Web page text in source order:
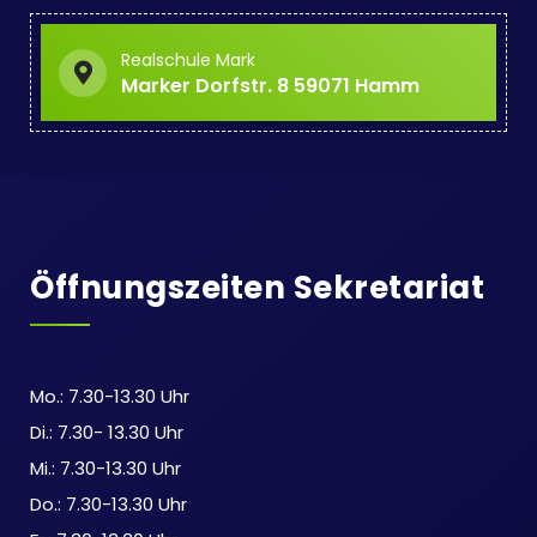
e
n
n
n
-
N
Realschule Mark
Marker Dorfstr. 8 59071 Hamm
Öffnungszeiten Sekretariat
Mo.: 7.30-13.30 Uhr
Di.: 7.30- 13.30 Uhr
Mi.: 7.30-13.30 Uhr
Do.: 7.30-13.30 Uhr